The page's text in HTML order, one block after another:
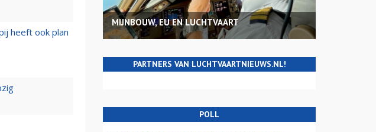
heeft ook plan
MIJNBOUW, EU EN LUCHTVAART
PARTNERS VAN LUCHTVAARTNIEUWS.NL!
POLL